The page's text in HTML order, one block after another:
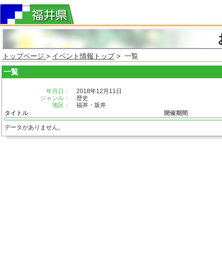
トップページ > イベント情報トップ> 一覧
一覧
年月日：
2018年12月11日
ジャンル：
歴史
地区：
福井・坂井
タイトル
開催期間
データがありません。